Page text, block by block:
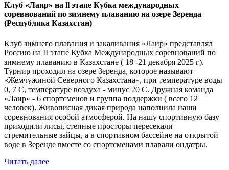
Клуб «Лаир» на ll этапe Кубка международных
соревнований по зимнему плаванию на озере Зеренда
(Республика Казахстан)
Клуб зимнего плавания и закаливания «Лаир» представлял
Россию на II этапе Кубка Международных соревнований по
зимнему плаванию в Казахстане ( 18 -21 декабря 2025 г).
Турнир проходил на озере Зеренда, которое называют
«Жемчужиной Северного Казахстана», при температуре воды
0, 7 С, температуре воздуха - минус 20 С. Дружная команда
«Лаир» - 6 спортсменов и группа поддержки ( всего 12
человек). Живописная дикая природа наполнила наши
соревнования особой атмосферой. На нашу спортивную базу
приходили лисы, степные просторы пересекали
стремительные зайцы, а в спортивном бассейне на открытой
воде в Зеренде вместе со спортсменами плавали ондатры.
Читать далее